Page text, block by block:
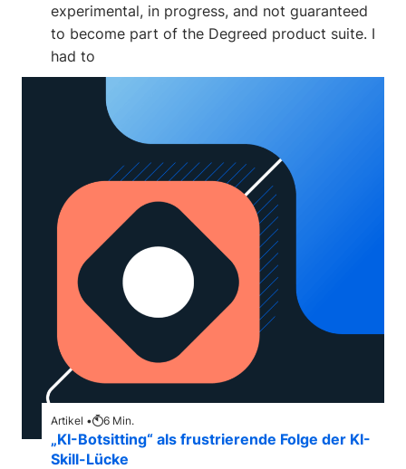
experimental, in progress, and not guaranteed
to become part of the Degreed product suite. I
had to
Artikel • 6 Min.
„KI-Botsitting“ als frustrierende Folge der KI-
Skill-Lücke